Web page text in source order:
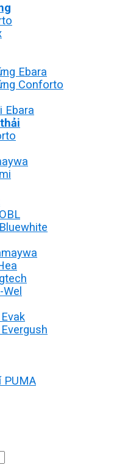
Ebara
Conforto
Ebara
Wel
PUMA